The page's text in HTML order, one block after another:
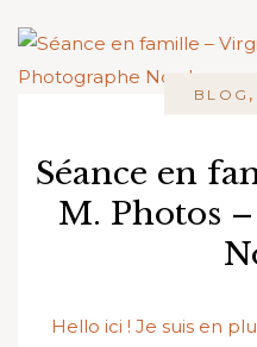
BLOG ,
Séance en
M. Photos
Hello ici ! Je suis en